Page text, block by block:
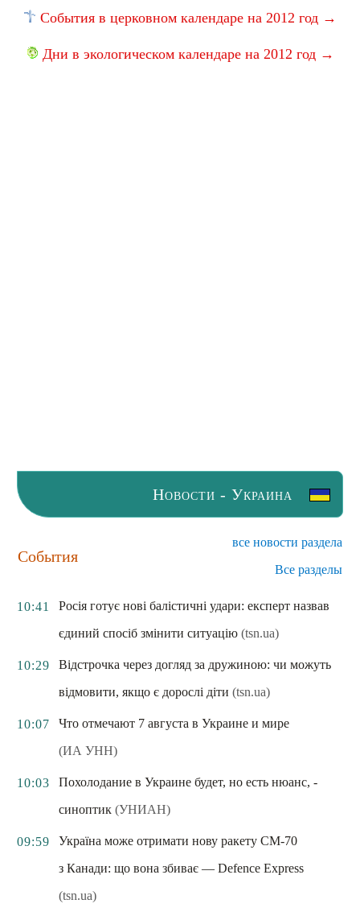
События в церковном календаре на 2012 год →
Дни в экологическом календаре на 2012 год →
Новости - Украина
События
все новости раздела
Все разделы
10:41
Росія готує нові балістичні удари: експерт назвав
єдиний спосіб змінити ситуацію (tsn.ua)
10:29
Відстрочка через догляд за дружиною: чи можуть
відмовити, якщо є дорослі діти (tsn.ua)
10:07
Что отмечают 7 августа в Украине и мире
(ИА УНН)
10:03
Похолодание в Украине будет, но есть нюанс, -
синоптик (УНИАН)
09:59
Україна може отримати нову ракету CM-70
з Канади: що вона збиває — Defence Express
(tsn.ua)